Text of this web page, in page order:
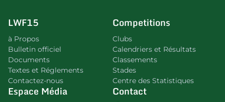
LWF15
à Propos
Bulletin officiel
Documents
Textes et Réglements
Contactez-nous
Competitions
Clubs
Calendriers et Résultats
Classements
Stades
Centre des Statistiques
Espace Média Contact